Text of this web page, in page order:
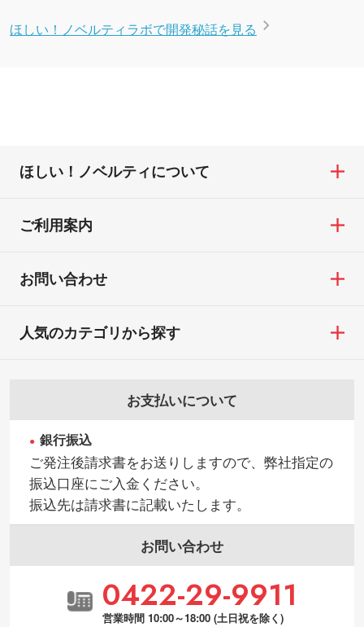
ほしい！ノベルティラボで開発秘話を見る
ほしい！ノベルティについて
ご利用案内
お問い合わせ
お支払いについて
銀行振込
ご発注後請求書をお送りしますので、弊社指定の
振込口座にご入金ください。
振込先は請求書に記載いたします。
お問い合わせ
0422-29-9911
営業時間 10:00～18:00 (土日祝を除く)
人気のカテゴリから探す